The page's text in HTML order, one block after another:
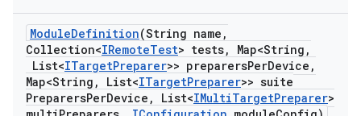
ModuleDefinition(String name ,
Collection<IRemoteTest> tests, Map<String ,
List<ITargetPreparer>> preparersPerDevice ,
Map<String , List<ITargetPreparer>> suite
PreparersPerDevice , List<IMultiTargetPreparer>